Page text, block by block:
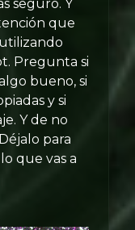
seguro. Y
que
Pregunta si
bueno, si
y si
Y de no
para
que vas a